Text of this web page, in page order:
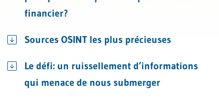
financier?
Sources OSINT les plus précieuses
Le défi: un ruissellement d’informations
qui menace de nous submerger